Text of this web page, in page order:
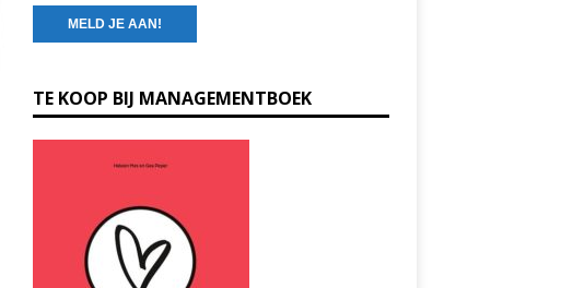
o
n
s
TE KOOP BIJ MANAGEMENTBOEK